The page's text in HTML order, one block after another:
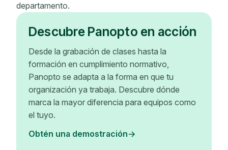
departamento.
Descubre Panopto en acción
Desde la grabación de clases hasta la
formación en cumplimiento normativo,
Panopto se adapta a la forma en que tu
organización ya trabaja. Descubre dónde
marca la mayor diferencia para equipos como
el tuyo.
Obtén una demostración